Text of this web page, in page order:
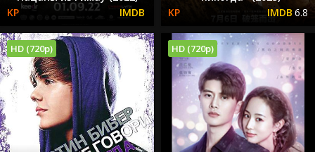
6.8
HD (720p) HD (720p)